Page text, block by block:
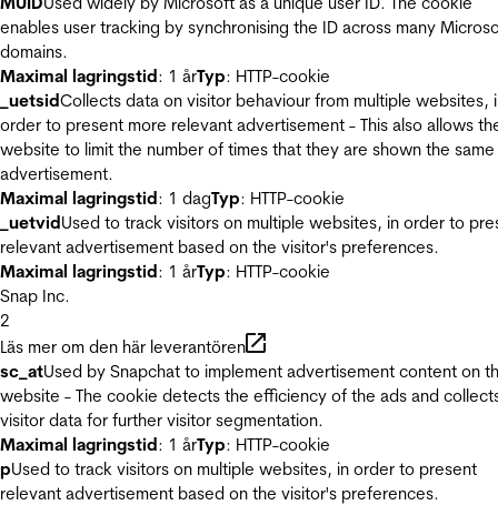
enables user tracking by synchronising the ID across many
domains.
Maximal lagringstid: 1 årTyp: HTTP-cookie
_uetsidCollects data on visitor behaviour from multiple websites,
order to present more relevant advertisement - This also allows
website to limit the number of times that they are shown the same
advertisement.
Maximal lagringstid: 1 dagTyp: HTTP-cookie
_uetvidUsed to track visitors on multiple websites, in order to
relevant advertisement based on the visitor's preferences.
Maximal lagringstid: 1 årTyp: HTTP-cookie
Snap Inc.
2
Läs mer om den här leverantören
sc_atUsed by Snapchat to implement advertisement content on
website - The cookie detects the efficiency of the ads and
visitor data for further visitor segmentation.
Maximal lagringstid: 1 årTyp: HTTP-cookie
pUsed to track visitors on multiple websites, in order to present
relevant advertisement based on the visitor's preferences.